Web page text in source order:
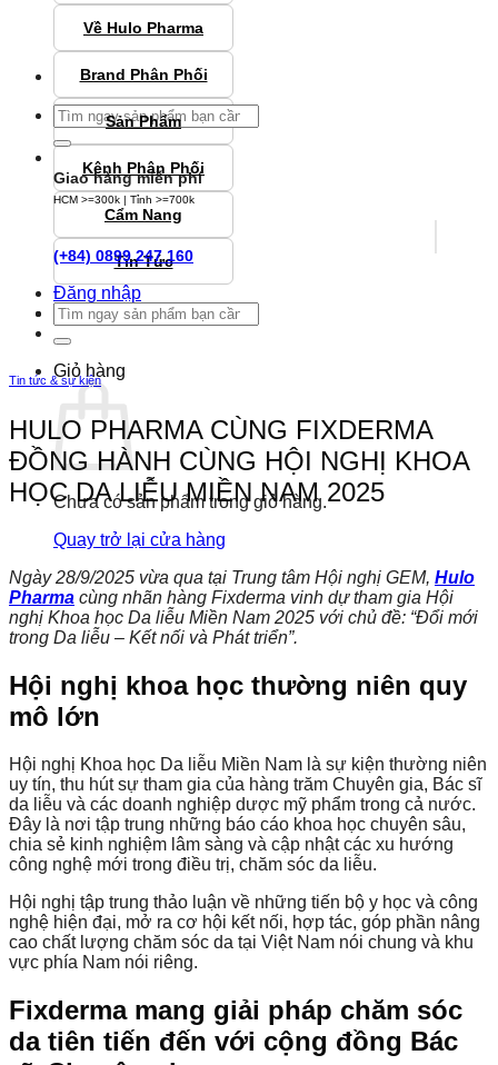
Tìm
kiếm:
Giao hàng miễn phí
HCM >=300k | Tỉnh >=700k
(+84) 0899 247 160
Đăng nhập
Giỏ hàng
Chưa có sản phẩm trong giỏ hàng.
Quay trở lại cửa hàng
Về Hulo Pharma
Brand Phân Phối
Sản Phẩm
Kênh Phân Phối
Cẩm Nang
Tin Tức
Tìm
kiếm:
Tin tức & sự kiện
HULO PHARMA CÙNG FIXDERMA
ĐỒNG HÀNH CÙNG HỘI NGHỊ KHOA
HỌC DA LIỄU MIỀN NAM 2025
Ngày 28/9/2025 vừa qua tại Trung tâm Hội nghị GEM, Hulo
Pharma cùng nhãn hàng Fixderma vinh dự tham gia Hội
nghị Khoa học Da liễu Miền Nam 2025 với chủ đề: “Đổi mới
trong Da liễu – Kết nối và Phát triển”.
Hội nghị khoa học thường niên quy
mô lớn
Hội nghị Khoa học Da liễu Miền Nam là sự kiện thường niên
uy tín, thu hút sự tham gia của hàng trăm Chuyên gia, Bác sĩ
da liễu và các doanh nghiệp dược mỹ phẩm trong cả nước.
Đây là nơi tập trung những báo cáo khoa học chuyên sâu,
chia sẻ kinh nghiệm lâm sàng và cập nhật các xu hướng
công nghệ mới trong điều trị, chăm sóc da liễu.
Hội nghị tập trung thảo luận về những tiến bộ y học và công
nghệ hiện đại, mở ra cơ hội kết nối, hợp tác, góp phần nâng
cao chất lượng chăm sóc da tại Việt Nam nói chung và khu
vực phía Nam nói riêng.
Fixderma mang giải pháp chăm sóc
da tiên tiến đến với cộng đồng Bác